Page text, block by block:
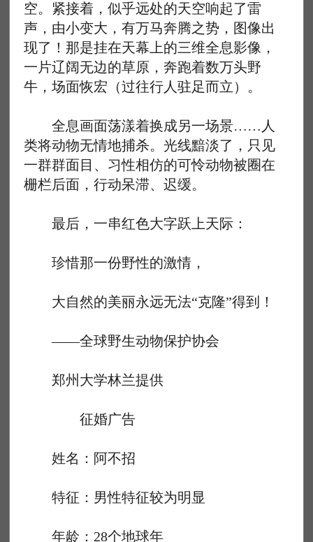
空。紧接着，似乎远处的天空响起了雷
声，由小变大，有万马奔腾之势，图像出
现了！那是挂在天幕上的三维全息影像，
一片辽阔无边的草原，奔跑着数万头野
牛，场面恢宏（过往行人驻足而立）。
全息画面荡漾着换成另一场景……人
类将动物无情地捕杀。光线黯淡了，只见
一群群面目、习性相仿的可怜动物被圈在
栅栏后面，行动呆滞、迟缓。
最后，一串红色大字跃上天际：
珍惜那一份野性的激情，
大自然的美丽永远无法“克隆”得到！
——全球野生动物保护协会
郑州大学林兰提供
征婚广告
姓名：阿不招
特征：男性特征较为明显
年龄：28个地球年